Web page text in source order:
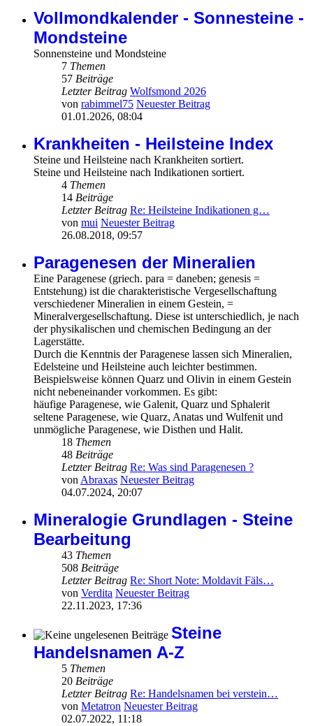
Vollmondkalender - Sonnesteine -
Mondsteine
Sonnensteine und Mondsteine
7 Themen
57 Beiträge
Letzter Beitrag Wolfsmond 2026
von rabimmel75 Neuester Beitrag
01.01.2026, 08:04
Krankheiten - Heilsteine Index
Steine und Heilsteine nach Krankheiten sortiert.
Steine und Heilsteine nach Indikationen sortiert.
4 Themen
14 Beiträge
Letzter Beitrag Re: Heilsteine Indikationen g…
von mui Neuester Beitrag
26.08.2018, 09:57
Paragenesen der Mineralien
Eine Paragenese (griech. para = daneben; genesis =
Entstehung) ist die charakteristische Vergesellschaftung
verschiedener Mineralien in einem Gestein, =
Mineralvergesellschaftung. Diese ist unterschiedlich, je nach
der physikalischen und chemischen Bedingung an der
Lagerstätte.
Durch die Kenntnis der Paragenese lassen sich Mineralien,
Edelsteine und Heilsteine auch leichter bestimmen.
Beispielsweise können Quarz und Olivin in einem Gestein
nicht nebeneinander vorkommen. Es gibt:
häufige Paragenese, wie Galenit, Quarz und Sphalerit
seltene Paragenese, wie Quarz, Anatas und Wulfenit und
unmögliche Paragenese, wie Disthen und Halit.
18 Themen
48 Beiträge
Letzter Beitrag Re: Was sind Paragenesen ?
vonAbraxas Neuester Beitrag
04.07.2024, 20:07
Mineralogie Grundlagen - Steine
Bearbeitung
43 Themen
508 Beiträge
Letzter Beitrag Re: Short Note: Moldavit Fäls…
von Verdita Neuester Beitrag
22.11.2023, 17:36
Steine
Handelsnamen A-Z
5 Themen
20 Beiträge
Letzter Beitrag Re: Handelsnamen bei verstein…
von Metatron Neuester Beitrag
02.07.2022, 11:18